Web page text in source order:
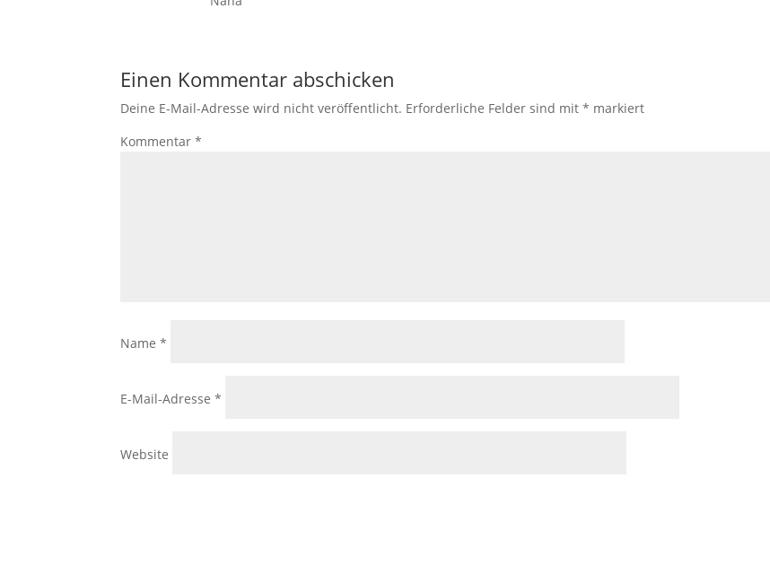
Einen Kommentar abschicken
Deine E-Mail-Adresse wird nicht veröffentlicht. Erforderliche Felder sind mit* markiert
Kommentar*
Name*
E-Mail-Adresse*
Website